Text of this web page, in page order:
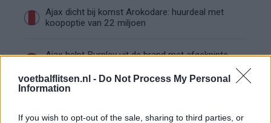
voetbalflitsen.nl - Do Not Process My Personal
Information
If you wish to opt-out of the sale, sharing to third parties, or
Ajax dicht bij komst Arokodare: huurdeal met
koopoptie van 22 miljoen
Ajax helpt Burnley uit de brand met afgeknipte